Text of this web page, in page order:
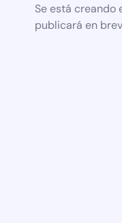
Se está creando
publicará en